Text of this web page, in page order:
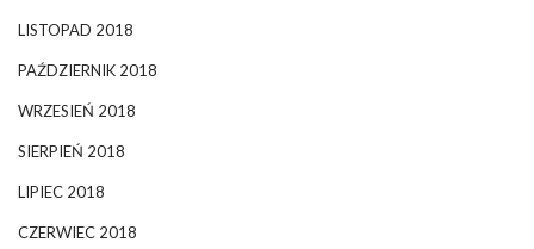
LISTOPAD 2018
PAŹDZIERNIK 2018
WRZESIEŃ 2018
SIERPIEŃ 2018
LIPIEC 2018
CZERWIEC 2018